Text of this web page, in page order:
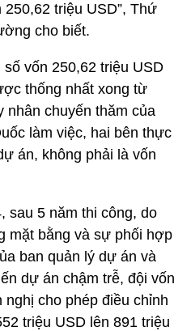
triệu USD”, Thứ
cho biết.
vốn 250,62 triệu USD
thống nhất xong từ
nhân chuyến thăm của
làm việc, hai bên thực
án, không phải là vốn
sau 5 năm thi công, do
mặt bằng và sự phối hợp
ban quản lý dự án và
dự án chậm trễ, đội vốn
cho phép điều chỉnh
triệu USD lên 891 triệu